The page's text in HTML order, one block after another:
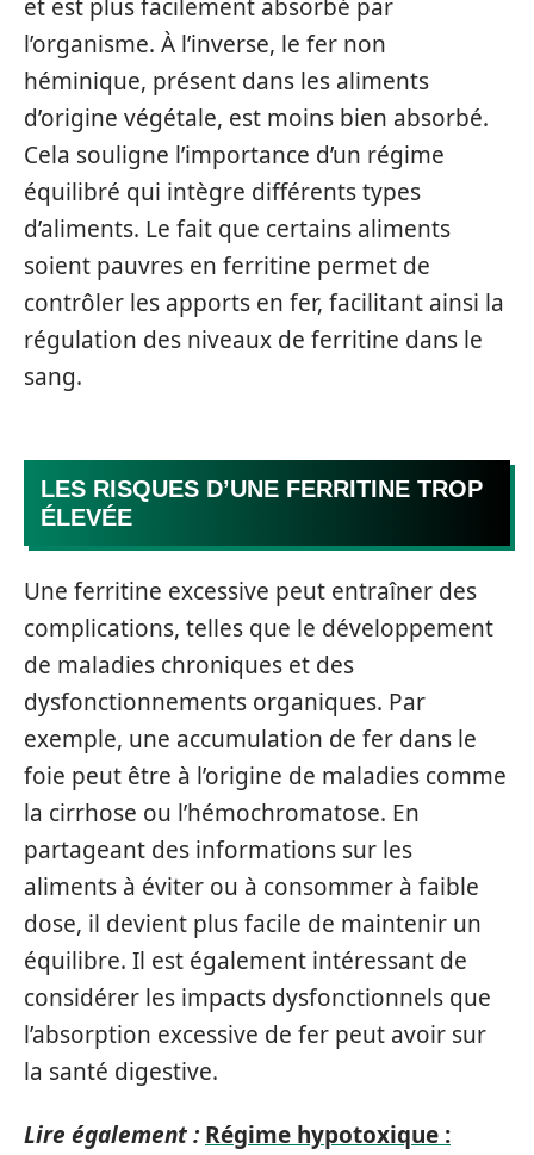
et est plus facilement absorbé par
l’organisme. À l’inverse, le fer non
héminique, présent dans les aliments
d’origine végétale, est moins bien absorbé.
Cela souligne l’importance d’un régime
équilibré qui intègre différents types
d’aliments. Le fait que certains aliments
soient pauvres en ferritine permet de
contrôler les apports en fer, facilitant ainsi la
régulation des niveaux de ferritine dans le
sang.
LES RISQUES D’UNE FERRITINE TROP
ÉLEVÉE
Une ferritine excessive peut entraîner des
complications, telles que le développement
de maladies chroniques et des
dysfonctionnements organiques. Par
exemple, une accumulation de fer dans le
foie peut être à l’origine de maladies comme
la cirrhose ou l’hémochromatose. En
partageant des informations sur les
aliments à éviter ou à consommer à faible
dose, il devient plus facile de maintenir un
équilibre. Il est également intéressant de
considérer les impacts dysfonctionnels que
l’absorption excessive de fer peut avoir sur
la santé digestive.
Lire également : Régime hypotoxique :